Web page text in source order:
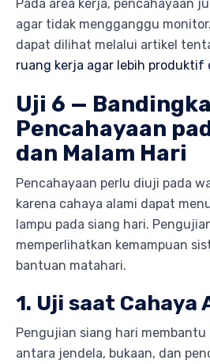
Pada area kerja, pencahayaan
agar tidak mengganggu
dapat dilihat melalui artikel
ruang kerja agar lebih produktif
Uji 6 —
Pencahayaan
dan Malam Hari
Pencahayaan perlu diuji pada
karena cahaya alami dapat
lampu pada siang hari.
memperlihatkan kemampuan
bantuan matahari.
1. Uji saat Cahaya
Pengujian siang hari
antara jendela, bukaan, dan